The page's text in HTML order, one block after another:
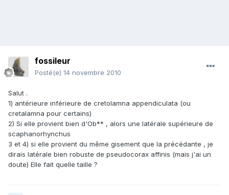
fossileur
Posté(e) 14 novembre 2010
Salut .
1) antérieure inférieure de cretolamna appendiculata (ou
cretalamna pour certains)
2) Si elle provient bien d'Ob** , alors une latérale supérieure de
scaphanorhynchus
3 et 4) si elle provient du même gisement que la précédante , je
dirais latérale bien robuste de pseudocorax affinis (mais j'ai un
doute) Elle fait quelle taille ?